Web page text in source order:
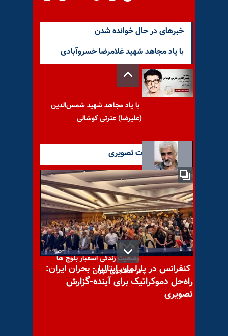
خبرهای در حال خوانده شدن
با یاد مجاهد شهید غلامرضا خسروآبادی
با یاد مجاهد شهید شمس‌الدین
(علیرضا) عترتی کوشالی
زندانی سیاسی ماشاءالله حائری
در وضعیت جسمی وخیمی به‌سر
می‌برد
وضعیت زندگی اسفبار بلوچ ها
در هفتجوی تهران
آخرین گزارشات تصویری
کنفرانس در پارلمان ایتالیا - بحران ایران:
راه‌حل دموکراتیک برای آینده-گزارش
تصویری